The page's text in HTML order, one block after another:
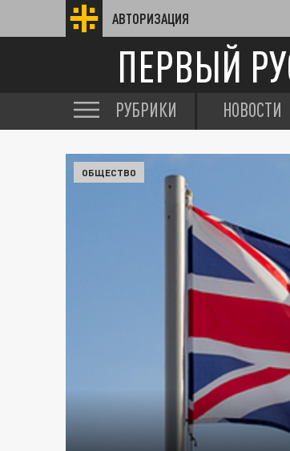
АВТОРИЗАЦИЯ
ПЕРВЫЙ
РУБРИКИ НОВОСТИ
ОБЩЕСТВО